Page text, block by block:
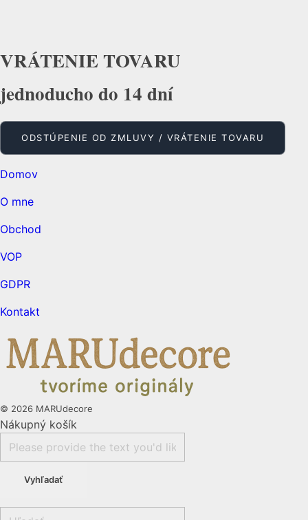
VRÁTENIE TOVARU
jednoducho do 14 dní
ODSTÚPENIE OD ZMLUVY / VRÁTENIE TOVARU
Domov
O mne
Obchod
VOP
GDPR
Kontakt
© 2026 MARUdecore
Nákupný košík